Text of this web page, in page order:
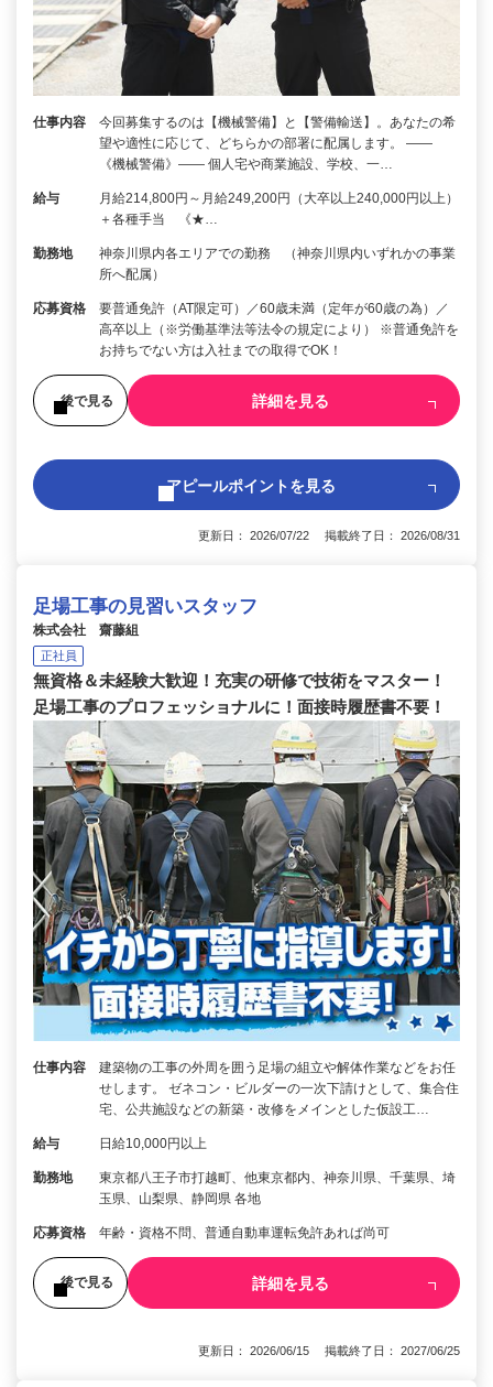
仕事内容
今回募集するのは【機械警備】と【警備輸送】。あなたの希
望や適性に応じて、どちらかの部署に配属します。 ――
《機械警備》―― 個人宅や商業施設、学校、一…
給与
月給214,800円～月給249,200円（大卒以上240,000円以上）
＋各種手当 《★…
勤務地
神奈川県内各エリアでの勤務 （神奈川県内いずれかの事業
所へ配属）
応募資格
要普通免許（AT限定可）／60歳未満（定年が60歳の為）／
高卒以上（※労働基準法等法令の規定により） ※普通免許を
お持ちでない方は入社までの取得でOK！
後で見る 詳細を見る
アピールポイントを見る
更新日： 2026/07/22 掲載終了日： 2026/08/31
足場工事の見習いスタッフ
株式会社 齋藤組
正社員
無資格＆未経験大歓迎！充実の研修で技術をマスター！
足場工事のプロフェッショナルに！面接時履歴書不要！
仕事内容
建築物の工事の外周を囲う足場の組立や解体作業などをお任
せします。 ゼネコン・ビルダーの一次下請けとして、集合住
宅、公共施設などの新築・改修をメインとした仮設工…
給与 日給10,000円以上
勤務地
東京都八王子市打越町、他東京都内、神奈川県、千葉県、埼
玉県、山梨県、静岡県 各地
応募資格 年齢・資格不問、普通自動車運転免許あれば尚可
後で見る 詳細を見る
更新日： 2026/06/15 掲載終了日： 2027/06/25